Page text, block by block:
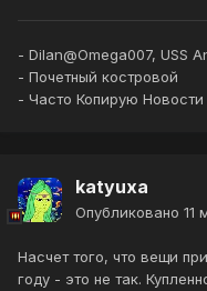
- Dilan@Omega007, USS
- Почетный костровой
- Часто Копирую Новости
katyuxa
Опубликовано 11
Насчет того, что вещи
году - это не так.